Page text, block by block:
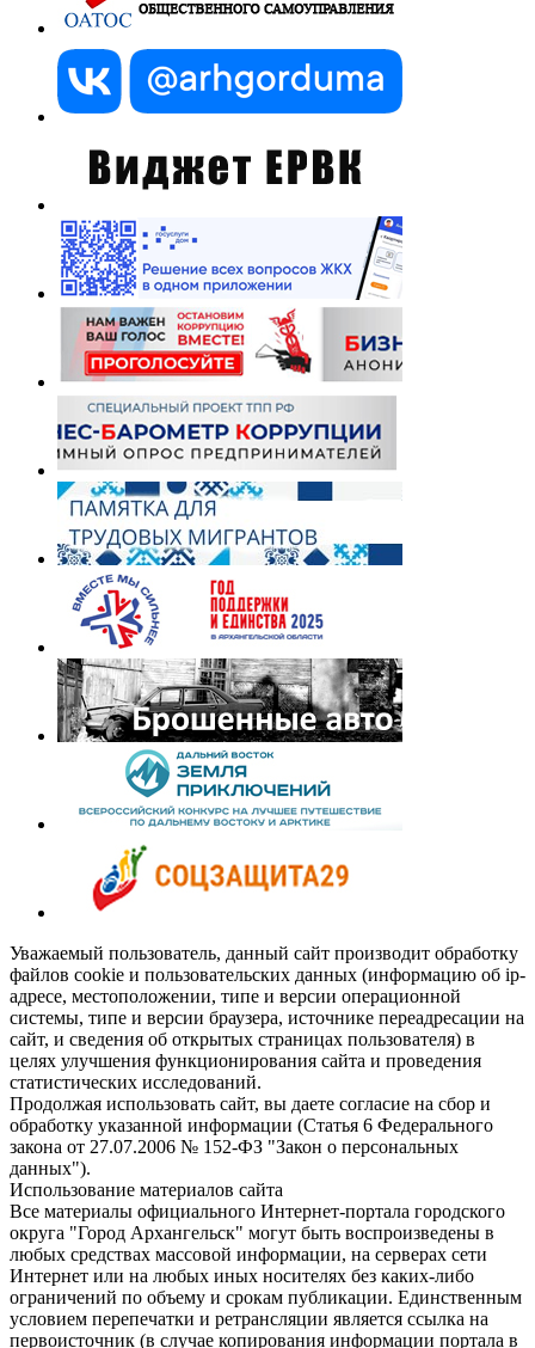
Уважаемый пользователь, данный сайт производит обработку
файлов cookie и пользовательских данных (информацию об ip-
адресе, местоположении, типе и версии операционной
системы, типе и версии браузера, источнике переадресации на
сайт, и сведения об открытых страницах пользователя) в
целях улучшения функционирования сайта и проведения
статистических исследований.
Продолжая использовать сайт, вы даете согласие на сбор и
обработку указанной информации (Статья 6 Федерального
закона от 27.07.2006 № 152-ФЗ "Закон о персональных
данных").
Использование материалов сайта
Все материалы официального Интернет-портала городского
округа "Город Архангельск" могут быть воспроизведены в
любых средствах массовой информации, на серверах сети
Интернет или на любых иных носителях без каких-либо
ограничений по объему и срокам публикации. Единственным
условием перепечатки и ретрансляции является ссылка на
первоисточник (в случае копирования информации портала в